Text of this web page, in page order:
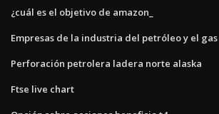
¿cuál es el objetivo de amazon_
Empresas de la industria del petróleo y el
Perforación petrolera ladera norte alaska
Ftse live chart